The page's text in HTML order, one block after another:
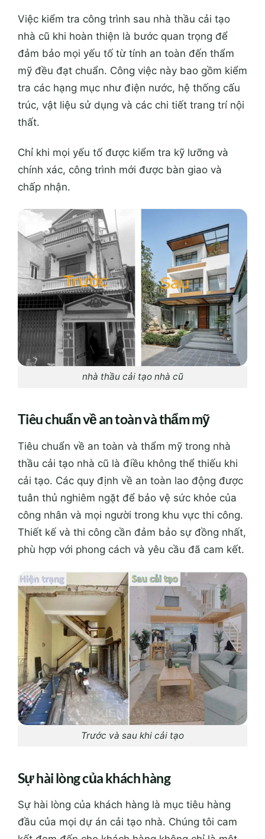
Việc kiểm tra công trình sau nhà thầu cải tạo
nhà cũ khi hoàn thiện là bước quan trọng để
đảm bảo mọi yếu tố từ tính an toàn đến thẩm
mỹ đều đạt chuẩn. Công việc này bao gồm kiểm
tra các hạng mục như điện nước, hệ thống cấu
trúc, vật liệu sử dụng và các chi tiết trang trí nội
thất.
Chỉ khi mọi yếu tố được kiểm tra kỹ lưỡng và
chính xác, công trình mới được bàn giao và
chấp nhận.
nhà thầu cải tạo nhà cũ
Tiêu chuẩn về an toàn và thẩm mỹ
Tiêu chuẩn về an toàn và thẩm mỹ trong nhà
thầu cải tạo nhà cũ là điều không thể thiếu khi
cải tạo. Các quy định về an toàn lao động được
tuân thủ nghiêm ngặt để bảo vệ sức khỏe của
công nhân và mọi người trong khu vực thi công.
Thiết kế và thi công cần đảm bảo sự đồng nhất,
phù hợp với phong cách và yêu cầu đã cam kết.
Trước và sau khi cải tạo
Sự hài lòng của khách hàng
Sự hài lòng của khách hàng là mục tiêu hàng
đầu của mọi dự án cải tạo nhà. Chúng tôi cam